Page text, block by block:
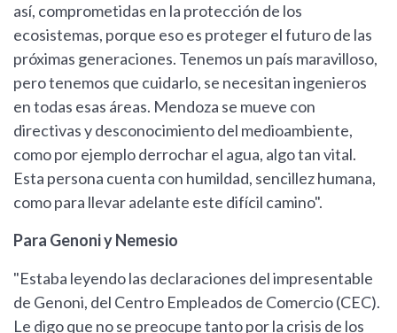
así, comprometidas en la protección de los
ecosistemas, porque eso es proteger el futuro de las
próximas generaciones. Tenemos un país maravilloso,
pero tenemos que cuidarlo, se necesitan ingenieros
en todas esas áreas. Mendoza se mueve con
directivas y desconocimiento del medioambiente,
como por ejemplo derrochar el agua, algo tan vital.
Esta persona cuenta con humildad, sencillez humana,
como para llevar adelante este difícil camino".
Para Genoni y Nemesio
"Estaba leyendo las declaraciones del impresentable
de Genoni, del Centro Empleados de Comercio (CEC).
Le digo que no se preocupe tanto por la crisis de los